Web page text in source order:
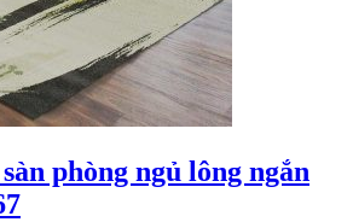
phòng ngủ lông ngắn